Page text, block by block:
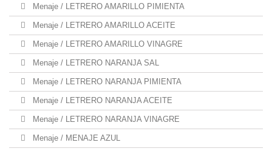
Menaje / LETRERO AMARILLO PIMIENTA
Menaje / LETRERO AMARILLO ACEITE
Menaje / LETRERO AMARILLO VINAGRE
Menaje / LETRERO NARANJA SAL
Menaje / LETRERO NARANJA PIMIENTA
Menaje / LETRERO NARANJA ACEITE
Menaje / LETRERO NARANJA VINAGRE
Menaje / MENAJE AZUL